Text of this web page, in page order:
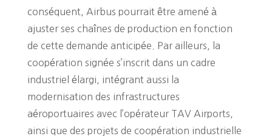
conséquent, Airbus pourrait être amené à
ajuster ses chaînes de production en fonction
de cette demande anticipée. Par ailleurs, la
coopération signée s’inscrit dans un cadre
industriel élargi, intégrant aussi la
modernisation des infrastructures
aéroportuaires avec l’opérateur TAV Airports,
ainsi que des projets de coopération industrielle